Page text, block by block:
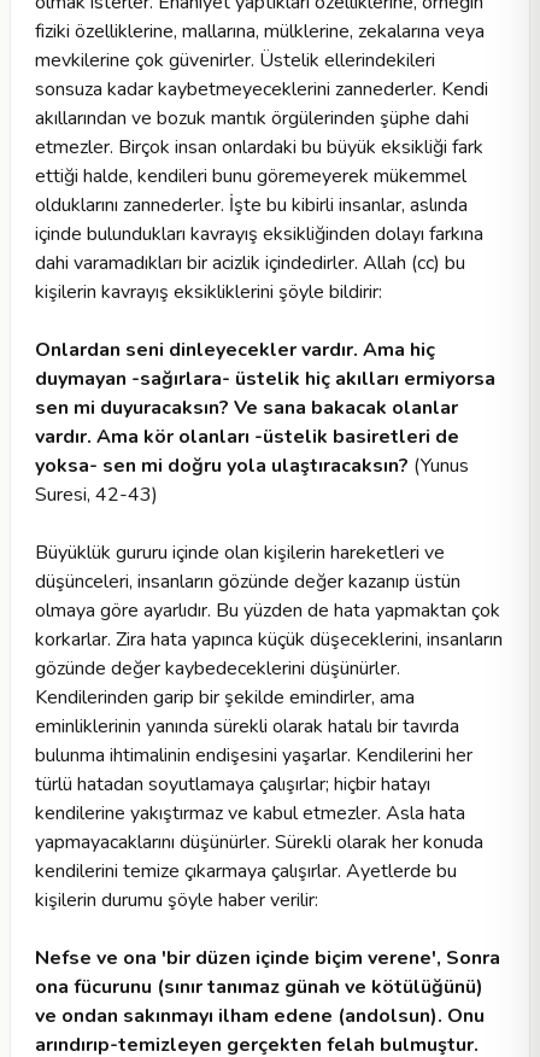
fiziki özelliklerine, mallarına, mülklerine, zekalarına veya
mevkilerine çok güvenirler. Üstelik ellerindekileri
sonsuza kadar kaybetmeyeceklerini zannederler. Kendi
akıllarından ve bozuk mantık örgülerinden şüphe dahi
etmezler. Birçok insan onlardaki bu büyük eksikliği fark
ettiği halde, kendileri bunu göremeyerek mükemmel
olduklarını zannederler. İşte bu kibirli insanlar, aslında
içinde bulundukları kavrayış eksikliğinden dolayı farkına
dahi varamadıkları bir acizlik içindedirler. Allah (cc) bu
kişilerin kavrayış eksikliklerini şöyle bildirir:
Onlardan seni dinleyecekler vardır. Ama hiç
duymayan -sağırlara- üstelik hiç akılları ermiyorsa
sen mi duyuracaksın? Ve sana bakacak olanlar
vardır. Ama kör olanları -üstelik basiretleri de
yoksa- sen mi doğru yola ulaştıracaksın? (Yunus
Suresi, 42-43)
Büyüklük gururu içinde olan kişilerin hareketleri ve
düşünceleri, insanların gözünde değer kazanıp üstün
olmaya göre ayarlıdır. Bu yüzden de hata yapmaktan çok
korkarlar. Zira hata yapınca küçük düşeceklerini, insanların
gözünde değer kaybedeceklerini düşünürler.
Kendilerinden garip bir şekilde emindirler, ama
eminliklerinin yanında sürekli olarak hatalı bir tavırda
bulunma ihtimalinin endişesini yaşarlar. Kendilerini her
türlü hatadan soyutlamaya çalışırlar; hiçbir hatayı
kendilerine yakıştırmaz ve kabul etmezler. Asla hata
yapmayacaklarını düşünürler. Sürekli olarak her konuda
kendilerini temize çıkarmaya çalışırlar. Ayetlerde bu
kişilerin durumu şöyle haber verilir:
Nefse ve ona 'bir düzen içinde biçim verene', Sonra
ona fücurunu (sınır tanımaz günah ve kötülüğünü)
ve ondan sakınmayı ilham edene (andolsun). Onu
arındırıp-temizleyen gerçekten felah bulmuştur.